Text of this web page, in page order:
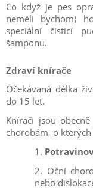
Co když je pes
neměli bychom)
speciální čisticí
šamponu.
Zdraví knírače
Očekávaná délka
do 15 let.
Knírači jsou
chorobám, o
1.
2. Oční
nebo